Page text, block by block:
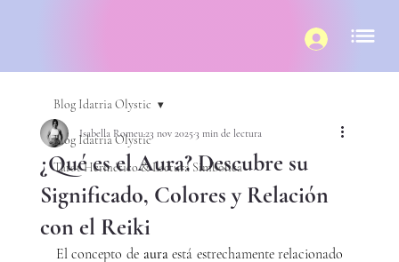
Blog Idatria Olystic
Tarot Hermético & Lectura Simbólica
Blog Idatria Olystic
¿Qué es el Aura? Descubre su
Significado, Colores y Relación
con el Reiki
Isabella Romeu23 nov 20253 min de lectura
El concepto de aura está estrechamente relacionado